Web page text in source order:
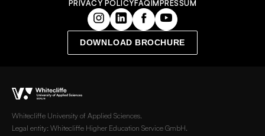
PRIVACY POLICYFAQIMPRESSUM
DOWNLOAD BROCHURE
Whitecliffe University of Applied Sciences.
Legal entity: Whitecliffe Higher Education Service GmbH.